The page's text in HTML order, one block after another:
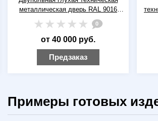
металлическая дверь RAL 9016
(белая)
0
от 40 000 руб.
Предзаказ
Примеры готовых